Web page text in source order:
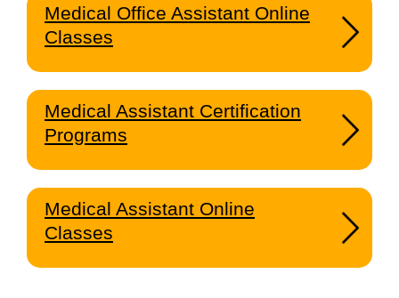
Medical Office Assistant Online
Classes
Medical Assistant Certification
Programs
Medical Assistant Online
Classes